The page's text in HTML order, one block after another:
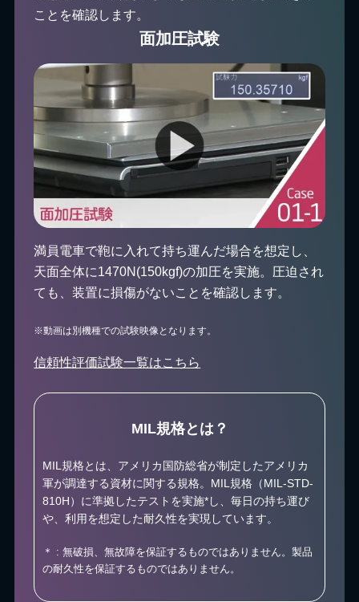
ことを確認します。
面加圧試験
満員電車で鞄に入れて持ち運んだ場合を想定し、
天面全体に1470N(150kgf)の加圧を実施。圧迫され
ても、装置に損傷がないことを確認します。
※動画は別機種での試験映像となります。
信頼性評価試験一覧はこちら
MIL規格とは？
MIL規格とは、アメリカ国防総省が制定したアメリカ
軍が調達する資材に関する規格。MIL規格（MIL-STD-
810H）に準拠したテストを実施*し、毎日の持ち運び
や、利用を想定した耐久性を実現しています。
＊ : 無破損、無故障を保証するものではありません。製品
の耐久性を保証するものではありません。